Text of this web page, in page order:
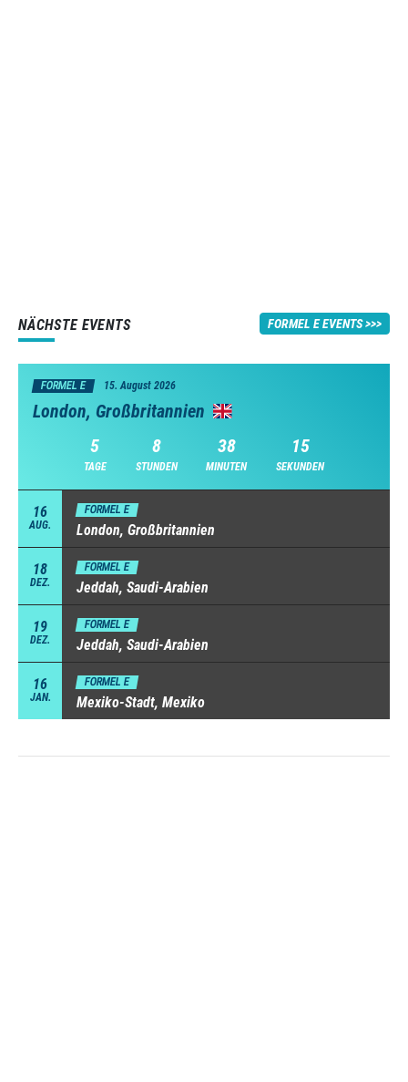
NÄCHSTE EVENTS FORMEL E EVENTS
FORMEL E 15. August 2026
London, Großbritannien
5
TAGE
8
STUNDEN
38
MINUTEN
14
SEKUNDEN
16
AUG.
FORMEL E
London, Großbritannien
18
DEZ.
FORMEL E
Jeddah, Saudi-Arabien
19
DEZ.
FORMEL E
Jeddah, Saudi-Arabien
16
JAN.
FORMEL E
Mexiko-Stadt, Mexiko